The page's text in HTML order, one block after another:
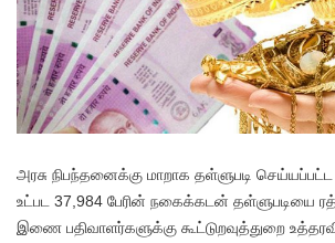
அரசு நிபந்தனைக்கு மாறாக தள்ளுபடி
உட்பட 37,984 பேரின் நகைக்கடன் தள்ளுபடியை
இணை பதிவாளர்களுக்கு கூட்டுறவுத்துறை